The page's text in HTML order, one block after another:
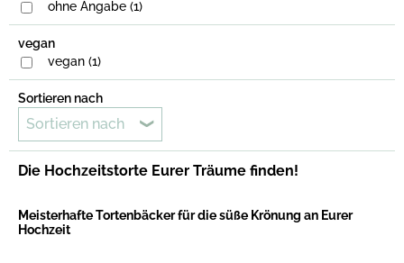
ohne Angabe (1)
vegan
vegan (1)
Sortieren nach
Sortieren nach
Die Hochzeitstorte Eurer Träume finden!
Meisterhafte Tortenbäcker für die süße Krönung an Eurer
Hochzeit